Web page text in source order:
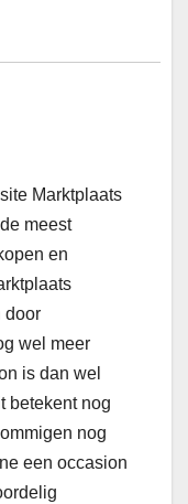
Marktplaats
meest
en
door
wel meer
is dan wel
betekent nog
nog
een occasion